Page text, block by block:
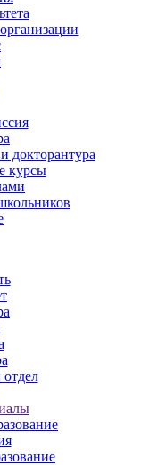
докторантура
курсы